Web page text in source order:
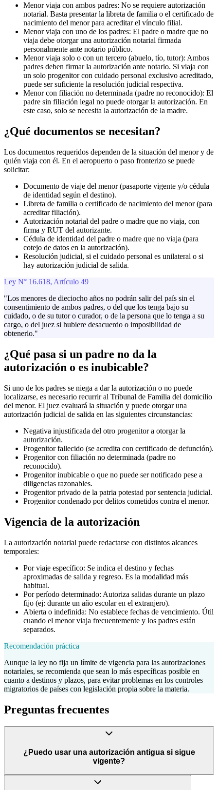
Menor viaja con ambos padres: No se requiere autorización
notarial. Basta presentar la libreta de familia o el certificado de
nacimiento del menor para acreditar el vínculo filial.
Menor viaja con uno de los padres: El padre o madre que no
viaja debe otorgar una autorización notarial firmada
personalmente ante notario público.
Menor viaja solo o con un tercero (abuelo, tío, tutor): Ambos
padres deben firmar la autorización ante notario. Si viaja con
un solo progenitor con cuidado personal exclusivo acreditado,
puede ser suficiente la resolución judicial respectiva.
Menor con filiación no determinada (padre no reconocido): El
padre sin filiación legal no puede otorgar la autorización. En
este caso, solo se necesita la autorización de la madre.
¿Qué documentos se necesitan?
Los documentos requeridos dependen de la situación del menor y de
quién viaja con él. En el aeropuerto o paso fronterizo se puede
solicitar:
Documento de viaje del menor (pasaporte vigente y/o cédula
de identidad según el destino).
Libreta de familia o certificado de nacimiento del menor (para
acreditar filiación).
Autorización notarial del padre o madre que no viaja, con
firma y RUT del autorizante.
Cédula de identidad del padre o madre que no viaja (para
cotejo de datos en la autorización).
Resolución judicial, si el cuidado personal es unilateral o si
hay autorización judicial de salida.
Ley N° 16.618, Artículo 49
"Los menores de dieciocho años no podrán salir del país sin el
consentimiento de ambos padres, o del que los tenga bajo su
cuidado, o de su tutor o curador, o de la persona que lo tenga a su
cargo, o del juez si hubiere desacuerdo o imposibilidad de
obtenerlo."
¿Qué pasa si un padre no da la
autorización o es inubicable?
Si uno de los padres se niega a dar la autorización o no puede
localizarse, es necesario recurrir al Tribunal de Familia del domicilio
del menor. El juez evaluará la situación y puede otorgar una
autorización judicial de salida en las siguientes circunstancias:
Negativa injustificada del otro progenitor a otorgar la
autorización.
Progenitor fallecido (se acredita con certificado de defunción).
Progenitor con filiación no determinada (padre no
reconocido).
Progenitor inubicable o que no puede ser notificado pese a
diligencias razonables.
Progenitor privado de la patria potestad por sentencia judicial.
Progenitor condenado por delitos cometidos contra el menor.
Vigencia de la autorización
La autorización notarial puede redactarse con distintos alcances
temporales:
Por viaje específico: Se indica el destino y fechas
aproximadas de salida y regreso. Es la modalidad más
habitual.
Por período determinado: Autoriza salidas durante un plazo
fijo (ej: durante un año escolar en el extranjero).
Abierta o indefinida: No establece fechas de vencimiento. Útil
cuando el menor viaja frecuentemente y los padres están
separados.
Recomendación práctica
Aunque la ley no fija un límite de vigencia para las autorizaciones
notariales, se recomienda que sean lo más específicas posible en
cuanto a destinos y plazos, para evitar problemas en los controles
migratorios de países con legislación propia sobre la materia.
Preguntas frecuentes
¿Puedo usar una autorización antigua si sigue
vigente?
Depende de cómo está redactada. Si establece fechas específicas que